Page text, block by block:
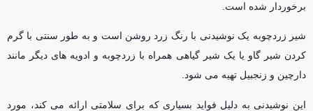
برخوردار شده است.
شیر زردچوبه یک نوشیدنی با رنگ زرد روشن است و به طور سنتی با گرم
کردن شیر گاو یا یک شیر گیاهی همراه با زردچوبه و ادویه های دیگر مانند
دارچین و زنجبیل تهیه می شود.
این نوشیدنی به دلیل فواید بسیاری که برای سلامتی ارائه می کند، مورد